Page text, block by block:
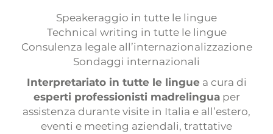
Speakeraggio in tutte le lingue
Technical writing in tutte le lingue
Consulenza legale all’internazionalizzazione
Sondaggi internazionali
Interpretariato in tutte le lingue a cura di
esperti professionisti madrelinguaper
assistenza durante visite in Italia e all’estero,
eventi e meeting aziendali, trattative